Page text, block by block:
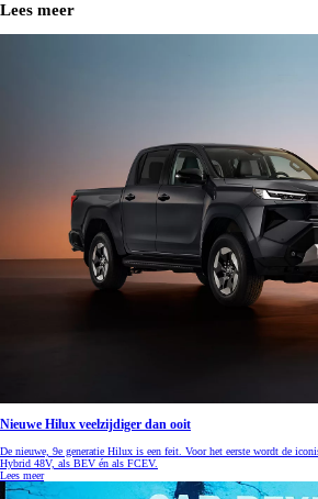
Lees meer
Nieuwe Hilux veelzijdiger dan ooit
De nieuwe, 9e generatie Hilux is een feit. Voor het eerste wordt de
Hybrid 48V, als BEV én als FCEV.
Lees meer